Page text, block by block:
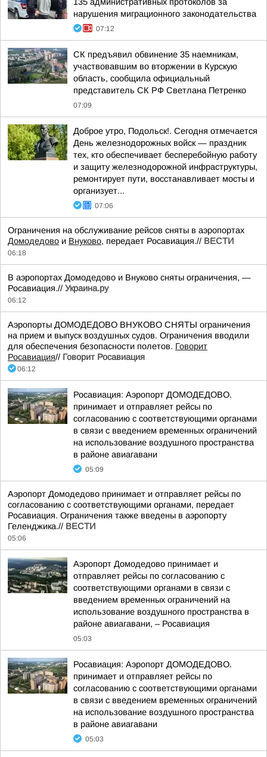
нарушения миграционного законодательства
07:12
СК предъявил обвинение 35 наемникам,
участвовавшим во вторжении в Курскую
область, сообщила официальный
представитель СК РФ Светлана Петренко
07:09
Доброе утро, Подольск!. Сегодня отмечается
День железнодорожных войск — праздник
тех, кто обеспечивает бесперебойную работу
и защиту железнодорожной инфраструктуры,
ремонтирует пути, восстанавливает мосты и
организует...
07:06
Ограничения на обслуживание рейсов сняты в аэропортах
Домодедово и Внуково, передает Росавиация.// ВЕСТИ
06:18
В аэропортах Домодедово и Внуково сняты ограничения, —
Росавиация.// Украина.ру
06:12
Аэропорты ДОМОДЕДОВО ВНУКОВО СНЯТЫ ограничения
на прием и выпуск воздушных судов. Ограничения вводили
для обеспечения безопасности полетов. Говорит
Росавиация// Говорит Росавиация
06:12
Росавиация: Аэропорт ДОМОДЕДОВО.
принимает и отправляет рейсы по
согласованию с соответствующими органами
в связи с введением временных ограничений
на использование воздушного пространства
в районе авиагавани
05:09
Аэропорт Домодедово принимает и отправляет рейсы по
согласованию с соответствующими органами, передает
Росавиация. Ограничения также введены в аэропорту
Геленджика.// ВЕСТИ
05:06
Аэропорт Домодедово принимает и
отправляет рейсы по согласованию с
соответствующими органами в связи с
введением временных ограничений на
использование воздушного пространства в
районе авиагавани, – Росавиация
05:03
Росавиация: Аэропорт ДОМОДЕДОВО.
принимает и отправляет рейсы по
согласованию с соответствующими органами
в связи с введением временных ограничений
на использование воздушного пространства
в районе авиагавани
05:03